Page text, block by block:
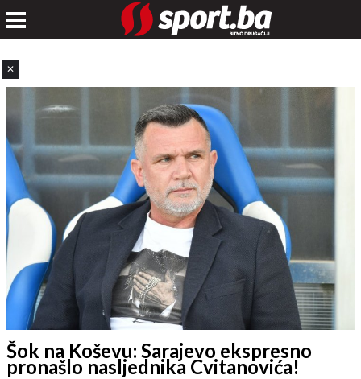
✕
Šok na Koševu: Sarajevo ekspresno
pronašlo nasljednika Cvitanovića!